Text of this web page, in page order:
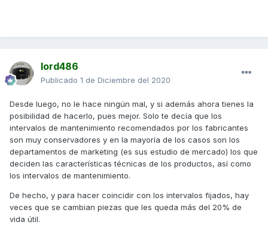
lord486
Publicado 1 de Diciembre del 2020
Desde luego, no le hace ningún mal, y si además ahora tienes la
posibilidad de hacerlo, pues mejor. Solo te decía que los
intervalos de mantenimiento recomendados por los fabricantes
son muy conservadores y en la mayoría de los casos son los
departamentos de marketing (es sus estudio de mercado) los que
deciden las características técnicas de los productos, así como
los intervalos de mantenimiento.
De hecho, y para hacer coincidir con los intervalos fijados, hay
veces que se cambian piezas que les queda más del 20% de
vida útil.